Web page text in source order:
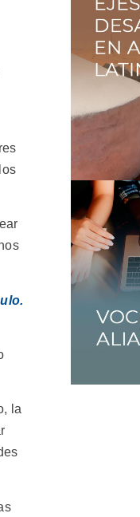
la